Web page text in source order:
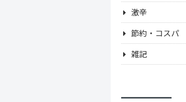
激辛
節約・コスパ
雑記